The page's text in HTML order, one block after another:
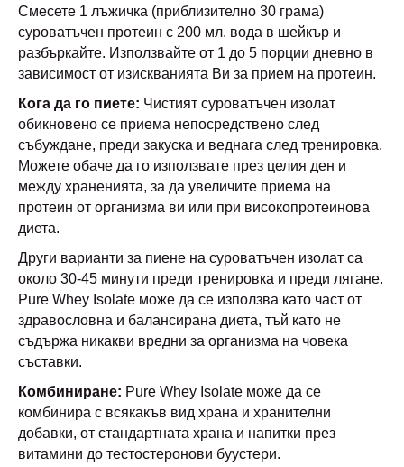
Смесете 1 лъжичка (приблизително 30 грама)
суроватъчен протеин с 200 мл. вода в шейкър и
разбъркайте. Използвайте от 1 до 5 порции дневно в
зависимост от изискванията Ви за прием на протеин.
Кога да го пиете: Чистият суроватъчен изолат
обикновено се приема непосредствено след
събуждане, преди закуска и веднага след тренировка.
Можете обаче да го използвате през целия ден и
между храненията, за да увеличите приема на
протеин от организма ви или при високопротеинова
диета.
Други варианти за пиене на суроватъчен изолат са
около 30-45 минути преди тренировка и преди лягане.
Pure Whey Isolate може да се използва като част от
здравословна и балансирана диета, тъй като не
съдържа никакви вредни за организма на човека
съставки.
Комбиниране: Pure Whey Isolate може да се
комбинира с всякакъв вид храна и хранителни
добавки, от стандартната храна и напитки през
витамини до тестостеронови буустери.